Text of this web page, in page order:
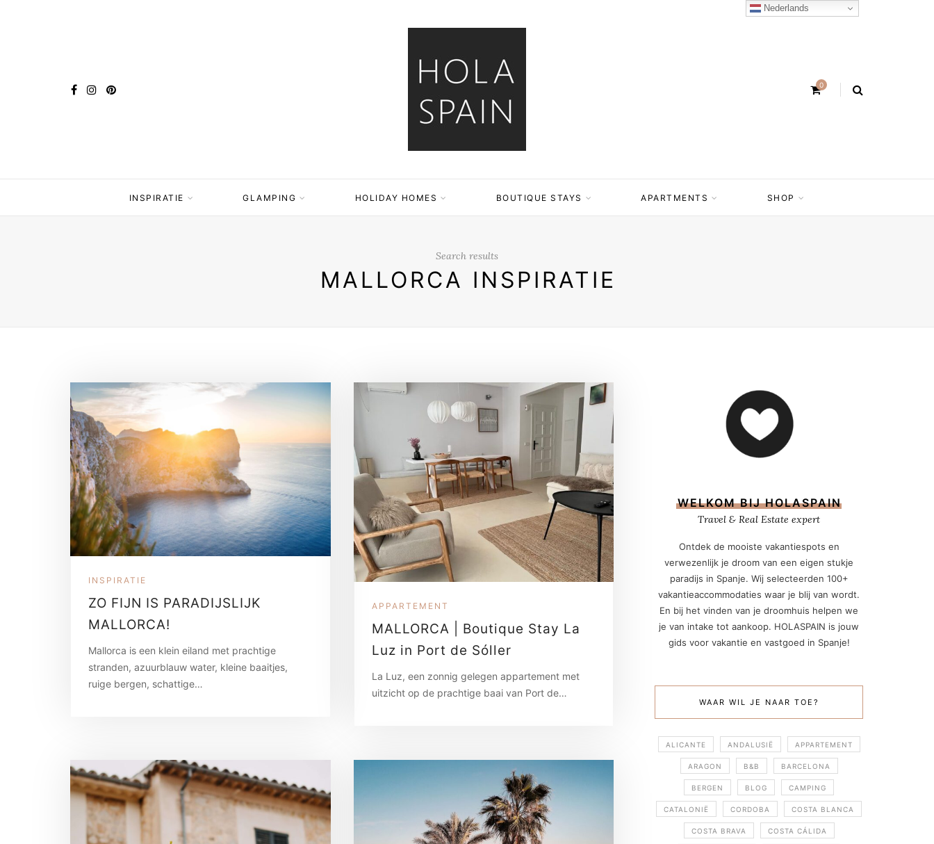
0
INSPIRATIE GLAMPING HOLIDAY HOMES BOUTIQUE STAYS APARTMENTS SHOP
Search results
MALLORCA INSPIRATIE
INSPIRATIE
ZO FIJN IS PARADIJSLIJK
MALLORCA!
Mallorca is een klein eiland met prachtige
stranden, azuurblauw water, kleine baaitjes,
ruige bergen, schattige…
APPARTEMENT
MALLORCA | Boutique Stay La
Luz in Port de Sóller
La Luz, een zonnig gelegen appartement met
uitzicht op de prachtige baai van Port de…
WELKOM BIJ HOLASPAIN
Travel & Real Estate expert
Ontdek de mooiste vakantiespots en
verwezenlijk je droom van een eigen stukje
paradijs in Spanje. Wij selecteerden 100+
vakantieaccommodaties waar je blij van wordt.
En bij het vinden van je droomhuis helpen we
je van intake tot aankoop. HOLASPAIN is jouw
gids voor vakantie en vastgoed in Spanje!
WAAR WIL JE NAAR TOE?
ALICANTE ANDALUSIË APPARTEMENT
ARAGON B&B BARCELONA
BERGEN BLOG CAMPING
CATALONIË CORDOBA COSTA BLANCA
COSTA BRAVA COSTA CÁLIDA
Nederlands